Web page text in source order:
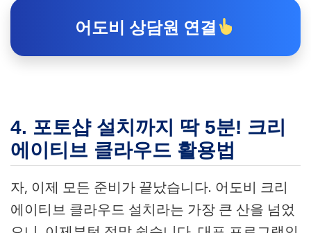
어도비 상담원 연결
4. 포토샵 설치까지 딱 5분! 크리
에이티브 클라우드 활용법
자, 이제 모든 준비가 끝났습니다. 어도비 크리
에이티브 클라우드 설치라는 가장 큰 산을 넘었